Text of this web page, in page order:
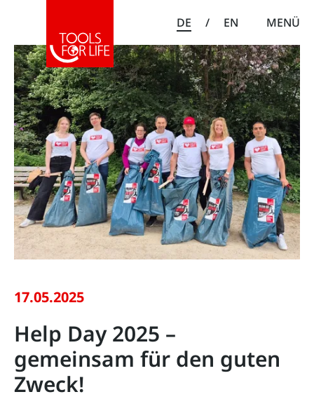
DE / EN MENÜ
17.05.2025
Help Day 2025 –
gemeinsam für den guten
Zweck!